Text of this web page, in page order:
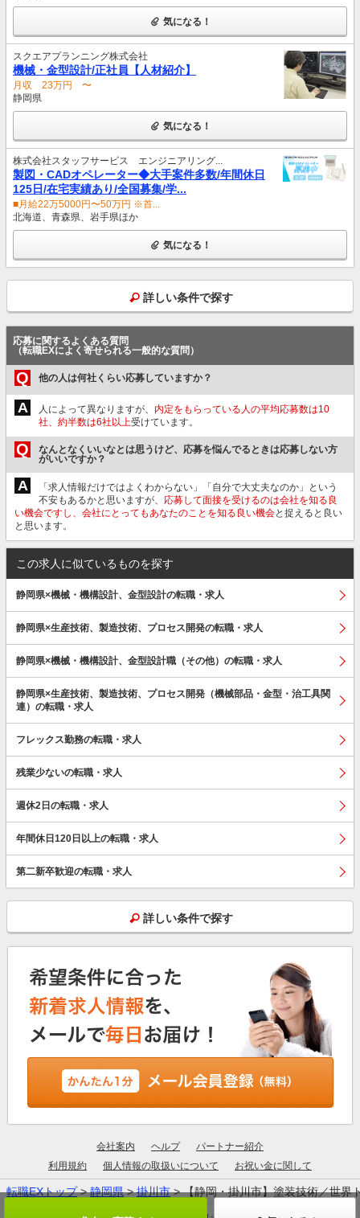
気になる！
スクエアプランニング株式会社
機械・金型設計/正社員【人材紹介】
月収 23万円 〜
静岡県
気になる！
株式会社スタッフサービス エンジニアリング...
製図・CADオペレーター◆大手案件多数/年間休日
125日/在宅実績あり/全国募集/学...
■月給22万5000円〜50万円 ※首...
北海道、青森県、岩手県ほか
気になる！
詳しい条件で探す
応募に関するよくある質問
（転職EXによく寄せられる一般的な質問）
Q 他の人は何社くらい応募していますか？
A 人によって異なりますが、 内定をもらっている人の平均応募数は10
社、約半数は6社以上受けています。
Q
なんとなくいいなとは思うけど、応募を悩んでるときは応募しない方
がいいですか？
A
「求人情報だけではよくわからない」「自分で大丈夫なのか」という
不安もあるかと思いますが、 応募して面接を受けるのは会社を知る良
い機会ですし、会社にとってもあなたのことを知る良い機会と捉えると良い
と思います。
この求人に似ているものを探す
静岡県×機械・機構設計、金型設計の転職・求人
静岡県×生産技術、製造技術、プロセス開発の転職・求人
静岡県×機械・機構設計、金型設計職（その他）の転職・求人
静岡県×生産技術、製造技術、プロセス開発（機械部品・金型・治工具関
連）の転職・求人
フレックス勤務の転職・求人
残業少ないの転職・求人
週休2日の転職・求人
年間休日120日以上の転職・求人
第二新卒歓迎の転職・求人
詳しい条件で探す
会社案内 ヘルプ
パートナー紹介
利用規約
個人情報の取扱いについて お祝い金に関して
転職EXトップ>静岡県>掛川市> 【静岡・掛川市】塗装技術／世界
厚生労働大臣許可：13-ユ-305190